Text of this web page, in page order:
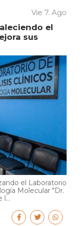
Vie 7. Ago
el
sus
el Laboratorio
Molecular "Dr.
l...